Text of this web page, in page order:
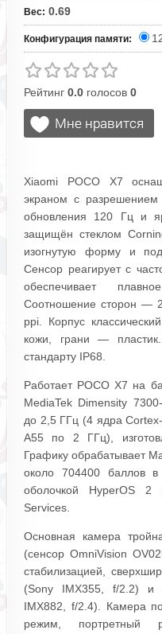
Вес: 0.69
Конфигурация памяти:
Рейтинг 0.0голосов 0
Xiaomi POCO X7
экраном с разрешением
обновления 120 Гц и
защищён стеклом
изогнутую форму и
Сенсор реагирует с
обеспечивает
Соотношение сторон —
ppi. Корпус
кожи, грани —
стандарту IP68.
Работает POCO X7 на
MediaTek Dimensity
до 2,5 ГГц (4 ядра
A55 по 2 ГГц),
Графику обрабатывает
около 704400
оболочкой HyperOS 2
Services.
Основная камера
(сенсор OmniVision
стабилизацией,
(Sony IMX355, f/2.2)
IMX882, f/2.4). Камера
режим, портретный